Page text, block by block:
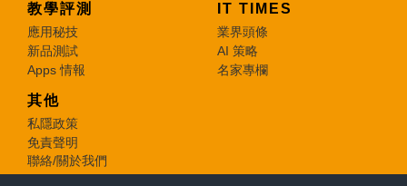
教學評測
應用秘技
新品測試
Apps 情報
IT TIMES
業界頭條
AI 策略
名家專欄
其他
私隱政策
免責聲明
聯絡/關於我們